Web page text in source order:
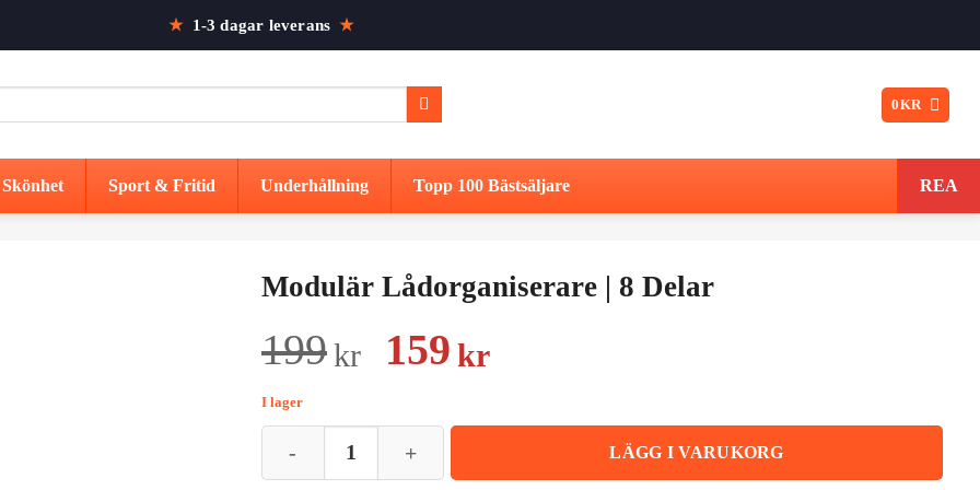
★ 1-3 dagar leverans ★
0KR
Skönhet Sport & Fritid Underhållning Topp 100 Bästsäljare REA
Modulär Lådorganiserare | 8 Delar
199kr
Det
priset
var:
159 krDet
priset
är:
I lager
LÄGG I VARUKORG